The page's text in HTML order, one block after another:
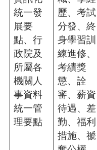
統一發
展要
點、行
政院及
所屬各
機關人
事資料
統一管
理要點
歷、考試
分發、終
身學習訓
練進修、
考績獎
懲、詮
審、薪資
待遇、差
勤、福利
措施、禠